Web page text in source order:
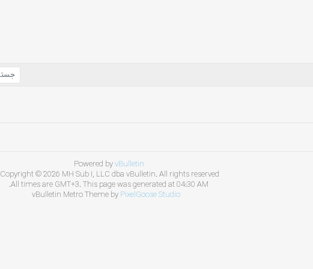
Powered byvBulletin
Copyright © 2026 MH Sub I, LLC dba vBulletin. All rights reserved.
All times are GMT+3. This page was generated at 04:30 AM.
vBulletin Metro Theme by PixelGoose Studio